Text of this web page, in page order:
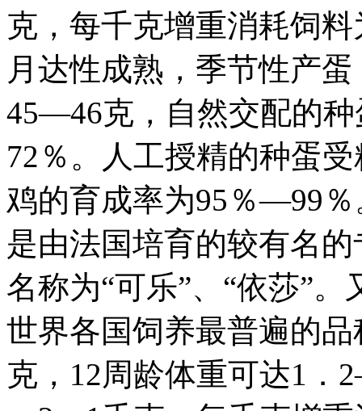
克，每千克增重消耗饲
月达性成熟，季节性产
45—46克，自然交配的
72％。人工授精的种蛋
鸡的育成率为95％—99
是由法国培育的较有名
名称为“可乐”、“依莎”
世界各国饲养最普遍的
克，12周龄体重可达1．